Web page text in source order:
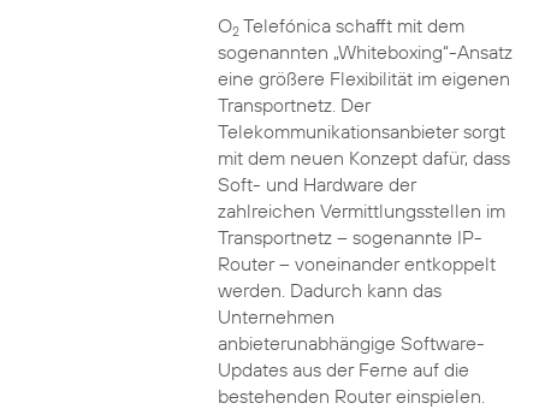
O2Telefónica schafft mit dem
sogenannten „Whiteboxing“-Ansatz
eine größere Flexibilität im eigenen
Transportnetz. Der
Telekommunikationsanbieter sorgt
mit dem neuen Konzept dafür, dass
Soft- und Hardware der
zahlreichen Vermittlungsstellen im
Transportnetz – sogenannte IP-
Router – voneinander entkoppelt
werden. Dadurch kann das
Unternehmen
anbieterunabhängige Software-
Updates aus der Ferne auf die
bestehenden Router einspielen.